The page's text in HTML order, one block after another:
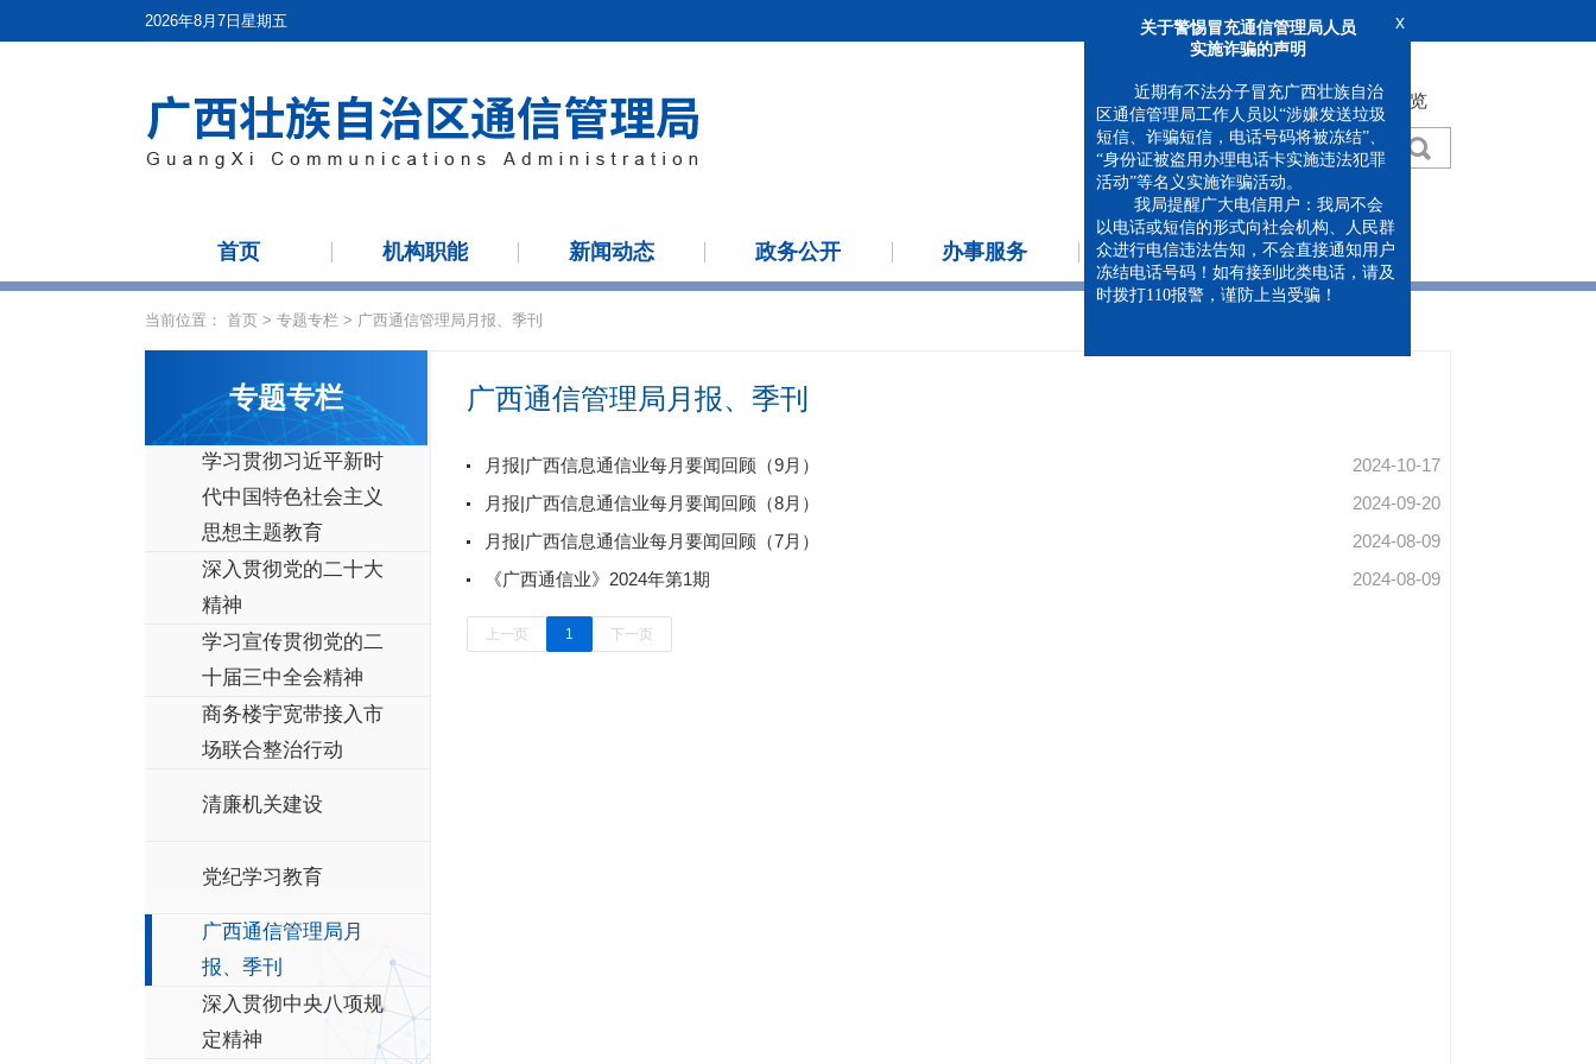
2026年8月7日星期五
移动版 繁体 无障碍浏览
首页 机构职能 新闻动态 政务公开 办事服务 公众参与 专题专栏
当前位置： 首页 > 专题专栏 > 广西通信管理局月报、季刊
专题专栏
学习贯彻习近平新时
代中国特色社会主义
思想主题教育
深入贯彻党的二十大
精神
学习宣传贯彻党的二
十届三中全会精神
商务楼宇宽带接入市
场联合整治行动
清廉机关建设
党纪学习教育
广西通信管理局月
报、季刊
深入贯彻中央八项规
定精神
广西通信管理局月报、季刊
月报|广西信息通信业每月要闻回顾（9月）
2024-10-17
月报|广西信息通信业每月要闻回顾（8月）
2024-09-20
月报|广西信息通信业每月要闻回顾（7月）
2024-08-09
《广西通信业》2024年第1期
2024-08-09
上一页 1 下一页
关于警惕冒充通信管理局人员
实施诈骗的声明
近期有不法分子冒充广西壮族自治
区通信管理局工作人员以“涉嫌发送垃圾
短信、诈骗短信，电话号码将被冻结”、
“身份证被盗用办理电话卡实施违法犯罪
活动”等名义实施诈骗活动。
我局提醒广大电信用户：我局不会
以电话或短信的形式向社会机构、人民群
众进行电信违法告知，不会直接通知用户
冻结电话号码！如有接到此类电话，请及
时拨打110报警，谨防上当受骗！